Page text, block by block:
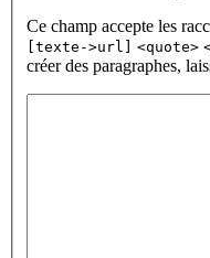
Ce champ accepte les
[texte->url] <quote>
créer des paragraphes,